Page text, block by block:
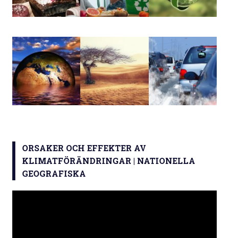
ORSAKER OCH EFFEKTER AV
KLIMATFÖRÄNDRINGAR | NATIONELLA
GEOGRAFISKA